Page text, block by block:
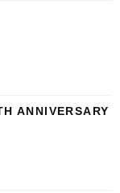
ANNIVERSARY